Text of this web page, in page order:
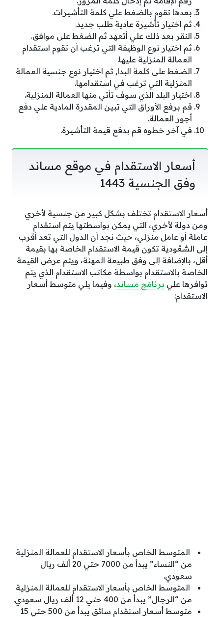
بعدها تقوم بالضغط علي كلمة التأشيرات.
ثم اختيار تأشيرة عادية طلب جديد.
النقر بعد ذلك علي أتعهد ثم الضغط على موافق.
ثم اختيار نوع الوظيفة التي ترغب أن تقوم استقدام
العمالة المنزلية عليها.
الضغط على كلمة البدا, ثم اختيار نوع جنسية العمالة
المنزلية التي ترغب في استقدامها.
اختيار البلد الذي سوف تأتي منها العمالة المنزلية.
قم برفع الأوراق التي تبين المقدرة المادية علي دفع
أجور العمالة.
في آخر خطوه قم بدفع قيمة التأشيرة.
أسعار الاستقدام في موقع مساند
وفق الجنسية 1443
أسعار الاستقدام تختلف بشكل كبير من جنسية لأخري
ومن دولة لأخري، التي يمكن بواسطتها يتم استقدام
عاملة أو عامل منزلي، حيث نجد أن الدول التي تعد أقرب
إلى السُّعُودية تكون قيمة الاستقدام الخاصة بها بقيمة
أقل، بالإضافة إلى وفق طبيعة المهنة، ويتم عرض القيمة
الخاصة بالاستقدام بواسطة مكاتب الاستقدام الذي يتم
توافرها علي برنامَج مساند، وفيما يلي متوسط أسعار
الاستقدام:
المتوسط الخاص بأسعار الاستقدام للعمالة المنزلية
من “النساء” يبدأ من 7000 حتي 20 ألف ريال
سعودي.
المتوسط الخاص بأسعار الاستقدام للعمالة المنزلية
من “الرجال” يبدأ من 400 حتي 12 ألف ريال سعودي.
متوسط أسعار استقدام سائق يبدأ من 500 حتي 15